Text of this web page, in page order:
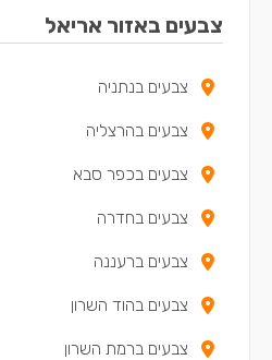
צבעים באזור אריאל
צבעים בנתניה
צבעים בהרצליה
צבעים בכפר סבא
צבעים בחדרה
צבעים ברעננה
צבעים בהוד השרון
צבעים ברמת השרון